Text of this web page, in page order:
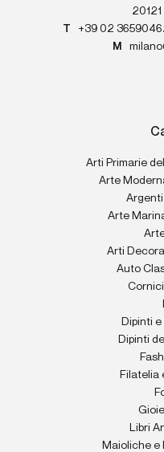
20121
T
+39 02
M
Arti Primarie
Arte
Arte
Arti
Auto
Dipinti
Dipinti
Filatelia
Libri
Maioliche e